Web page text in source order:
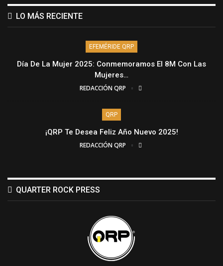
LO MÁS RECIENTE
EFEMÉRIDE QRP
Día De La Mujer 2025: Conmemoramos El 8M Con Las
Mujeres…
REDACCIÓN QRP
QRP
¡QRP Te Desea Feliz Año Nuevo 2025!
REDACCIÓN QRP
QUARTER ROCK PRESS